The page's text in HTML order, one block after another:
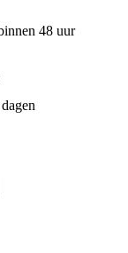
48 uur